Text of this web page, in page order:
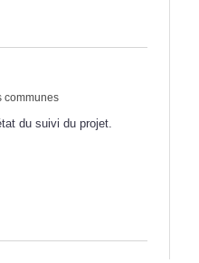
communes
du suivi du projet.